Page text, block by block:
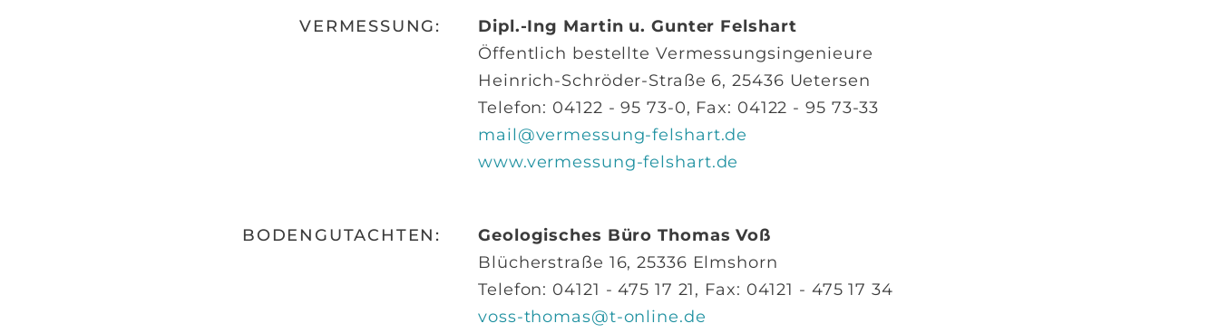
VERMESSUNG:
Dipl.-Ing Martin u. Gunter Felshart
Öffentlich bestellte Vermessungsingenieure
Heinrich-Schröder-Straße 6, 25436 Uetersen
Telefon: 04122 - 95 73-0, Fax: 04122 - 95 73-33
mail@vermessung-felshart.de
www.vermessung-felshart.de
BODENGUTACHTEN:
Geologisches Büro Thomas Voß
Blücherstraße 16, 25336 Elmshorn
Telefon: 04121 - 475 17 21, Fax: 04121 - 475 17 34
voss-thomas@t-online.de